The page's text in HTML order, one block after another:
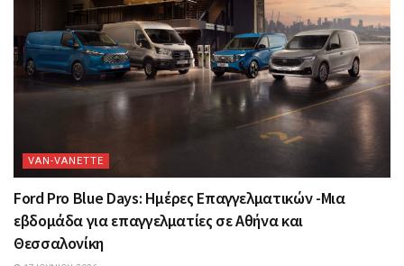
VAN-VANETTΕ
Ford Pro Blue Days: Ημέρες Επαγγελματικών -Μια
εβδομάδα για επαγγελματίες σε Αθήνα και
Θεσσαλονίκη